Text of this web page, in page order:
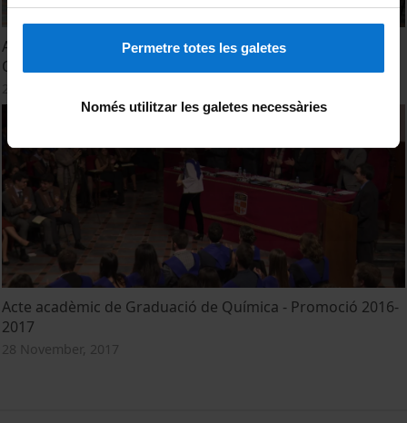
Permetre totes les galetes
Només utilitzar les galetes necessàries
Acte de graduació dels alumnes dels graus Enginyeria
Química i Enginyeria de Materials. Promoció 2018
Acte acadèmic de Graduació de Química - Promoció 2016-
2017
28 November, 2017